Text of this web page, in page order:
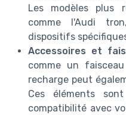
Les modèles plus
comme l'Audi
dispositifs
Accessoires et
comme un
recharge peut
Ces éléments
compatibilité avec